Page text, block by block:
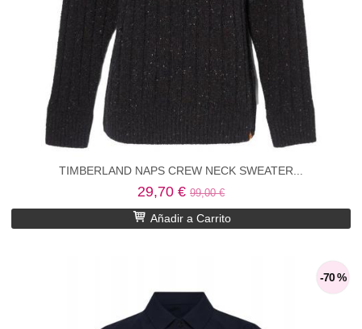
TIMBERLAND NAPS CREW NECK SWEATER...
29,70 € 99,00 €
Añadir a Carrito
-70 %